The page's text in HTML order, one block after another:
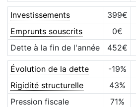
Investissements 399€
Emprunts souscrits
0€
Dette à la fin de l'année
452€
Évolution de la dette -19%
Rigidité structurelle
43%
Pression fiscale
71%